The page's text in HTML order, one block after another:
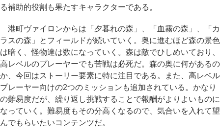
る補助的役割も果たすキャラクターである。
港町ヴァイロンからは「夕暮れの森」、「血霧の森」、「カ
ラスの森」とフィールドが続いていく。奥に進むほど森の景色
は暗く、怪物達は数になっていく。森は敵でひしめいており、
高レベルのプレーヤーでも苦戦は必死だ。森の奥に何があるの
か、今回はストーリー要素に特に注目である。また、高レベル
プレーヤー向けの2つのミッションも追加されている。かなり
の難易度だが、繰り返し挑戦することで報酬がよりよいものに
なっていく。難易度もその分高くなるので、気合いを入れて望
んでもらいたいコンテンツだ。